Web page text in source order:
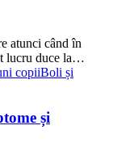
atunci când în
lucru duce la…
copiiBoli și
și